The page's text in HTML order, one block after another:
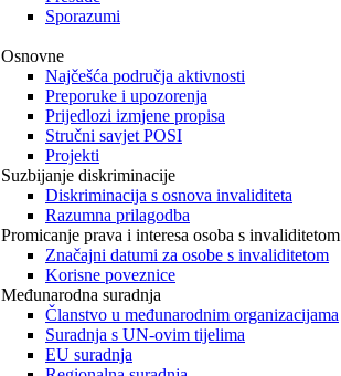
Sporazumi
Osnovne
Najčešća područja aktivnosti
Preporuke i upozorenja
Prijedlozi izmjene propisa
Stručni savjet POSI
Projekti
Suzbijanje diskriminacije
Diskriminacija s osnova invaliditeta
Razumna prilagodba
Promicanje prava i interesa osoba s invaliditetom
Značajni datumi za osobe s invaliditetom
Korisne poveznice
Međunarodna suradnja
Članstvo u međunarodnim organizacijama
Suradnja s UN-ovim tijelima
EU suradnja